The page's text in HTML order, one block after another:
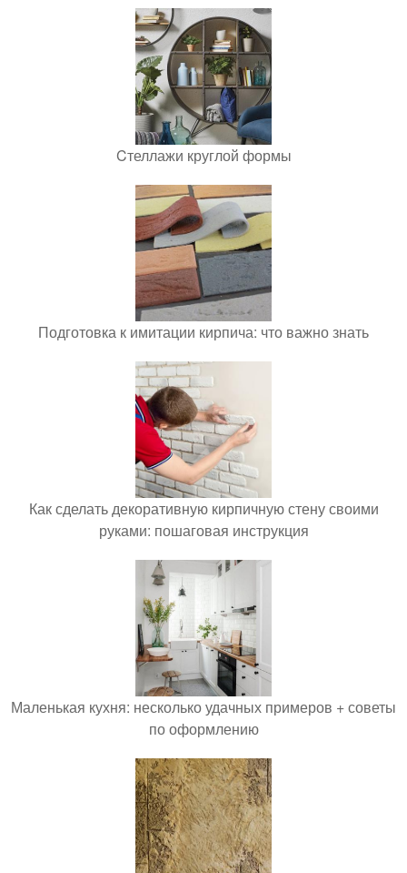
Cтеллажи круглой формы
Подготовка к имитации кирпича: что важно знать
Как сделать декоративную кирпичную стену своими
руками: пошаговая инструкция
Маленькая кухня: несколько удачных примеров + советы
по оформлению